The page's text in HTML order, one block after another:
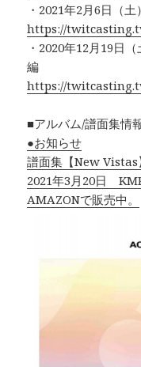
・2021年2月6日（
https://
・2020年12月19日
編
https://
■アルバム/譜面集情
●お知らせ
譜面集【New Vistas
2021年3月20日
AMAZONで販売中。